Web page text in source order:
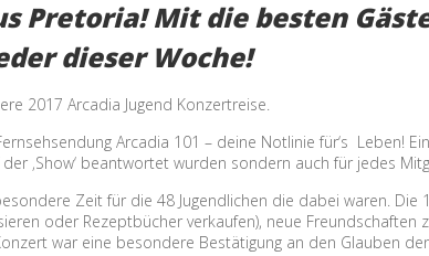
Pretoria! Mit die besten
dieser Woche!
2017 Arcadia Jugend Konzertreise.
Arcadia 101 – deine Notlinie für‘s Leben!
‚Show‘ beantwortet wurden sondern auch für jedes
Zeit für die 48 Jugendlichen die dabei waren.
oder Rezeptbücher verkaufen), neue
war eine besondere Bestätigung an den Glauben